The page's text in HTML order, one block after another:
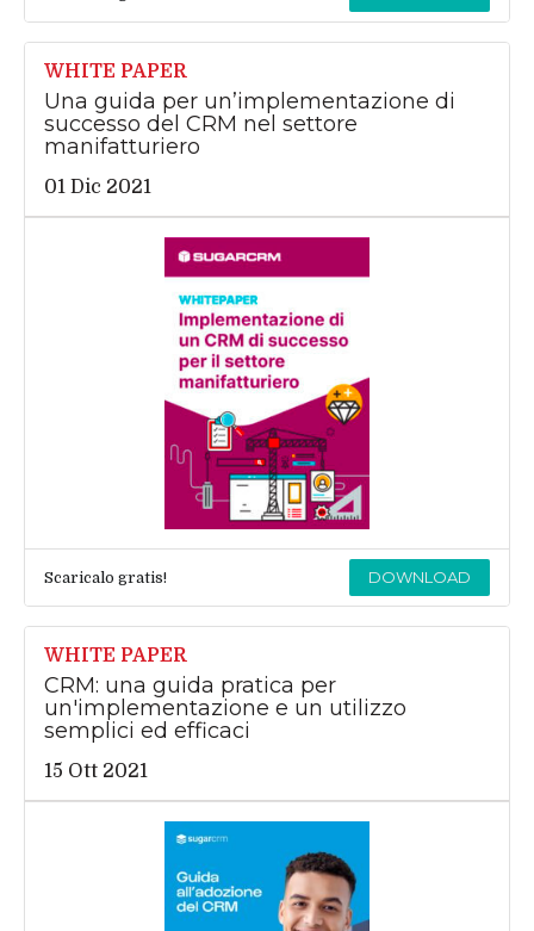
WHITE PAPER
Una guida per un’implementazione di
successo del CRM nel settore
manifatturiero
01 Dic 2021
Scaricalo gratis! DOWNLOAD
WHITE PAPER
CRM: una guida pratica per
un'implementazione e un utilizzo
semplici ed efficaci
15 Ott 2021